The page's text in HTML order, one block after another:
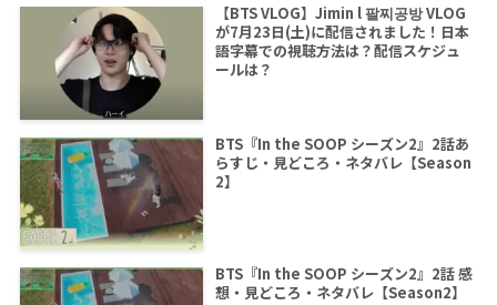
【BTS VLOG】Jimin l 팔찌공방 VLOG
が7月23日(土)に配信されました！日本
語字幕での視聴方法は？配信スケジュ
ールは？
BTS『In the SOOP シーズン2』2話あ
らすじ・見どころ・ネタバレ【Season
2】
BTS『In the SOOP シーズン2』2話 感
想・見どころ・ネタバレ【Season2】